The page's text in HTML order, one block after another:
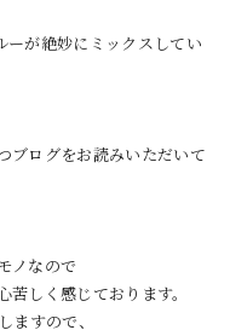
ーが絶妙にミックスしてい
ブログをお読みいただいて
ノなので
しく感じております。
ますので、